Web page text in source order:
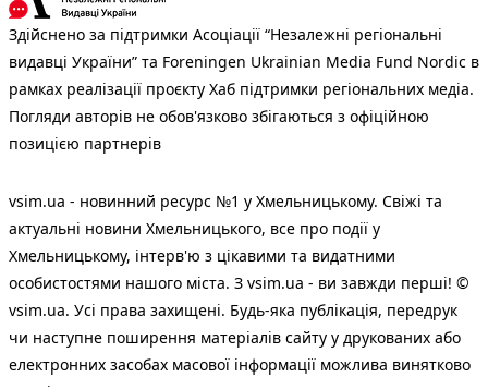
Здійснено за підтримки Асоціації “Незалежні регіональні
видавці України” та Foreningen Ukrainian Media Fund Nordic в
рамках реалізації проєкту Хаб підтримки регіональних медіа.
Погляди авторів не обов'язково збігаються з офіційною
позицією партнерів
vsim.ua - новинний ресурс №1 у Хмельницькому. Свіжі та
актуальні новини Хмельницького, все про події у
Хмельницькому, інтерв'ю з цікавими та видатними
особистостями нашого міста. З vsim.ua - ви завжди перші! ©
vsim.ua. Усі права захищені. Будь-яка публiкацiя, передрук
чи наступне поширення матеріалів сайту у друкованих або
електронних засобах масової інформації можлива винятково